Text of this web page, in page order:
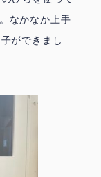
なかなか上手
ができまし
生活 ▶